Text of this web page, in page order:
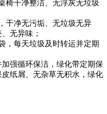
椅干净整洁、无浮灰无垃圾
干净无污垢、无垃圾无异
无异味；
，每天垃圾及时转运并定期
强循环保洁，绿化带定期保
纸屑、无杂草无积水，绿化